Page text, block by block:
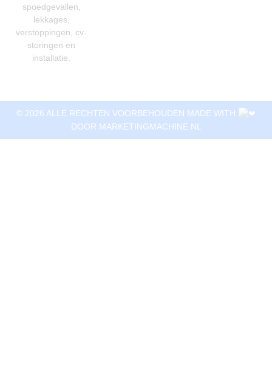
spoedgevallen,
lekkages,
verstoppingen, cv-
storingen en
installatie.
© 2026 ALLE RECHTEN VOORBEHOUDEN MADE WITH
DOOR MARKETINGMACHINE.NL